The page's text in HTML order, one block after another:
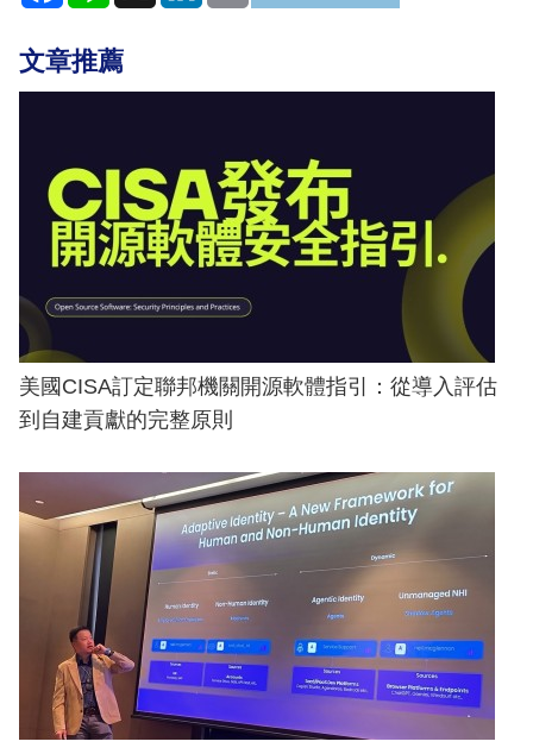
文章推薦
美國CISA訂定聯邦機關開源軟體指引：從導入評估
到自建貢獻的完整原則